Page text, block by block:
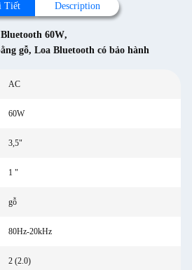
Tiết Description
60W,
gỗ, Loa Bluetooth có bảo hành
AC
60W
3,5"
1 "
gỗ
80Hz-20kHz
2 (2.0)